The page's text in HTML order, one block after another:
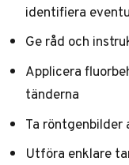
identifiera
Ge råd och
Applicera
tänderna
Ta röntgenbilder
Utföra enklare